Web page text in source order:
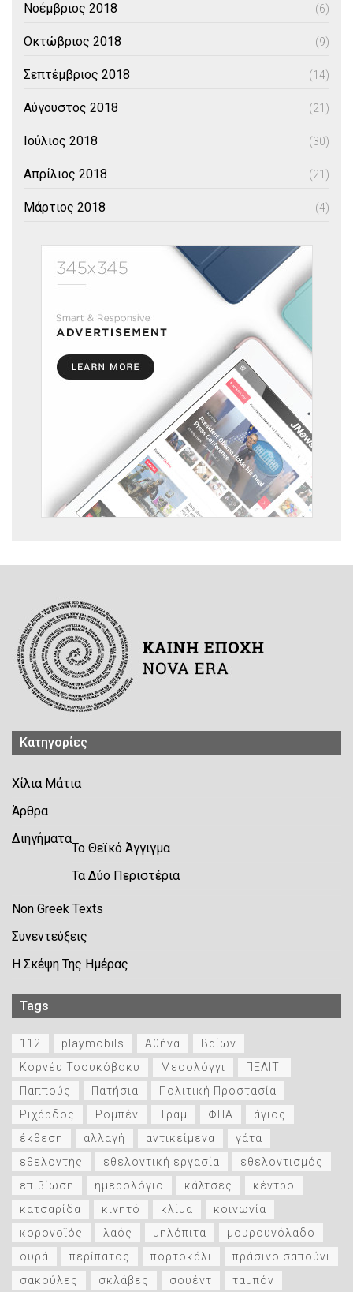
Νοέμβριος 2018 (6)
Οκτώβριος 2018 (9)
Σεπτέμβριος 2018 (14)
Αύγουστος 2018 (21)
Ιούλιος 2018 (30)
Απρίλιος 2018 (21)
Μάρτιος 2018 (4)
Kατηγορίες
Χίλια Μάτια
Άρθρα
Διηγήματα
Το Θεϊκό Άγγιγμα
Τα Δύο Περιστέρια
Non Greek Texts
Συνεντεύξεις
Η Σκέψη Της Ημέρας
Tags
112 playmobils Αθήνα
Βαΐων
Κορνέυ Τσουκόβσκυ
Μεσολόγγι
ΠΕΛΙΤΙ
Παππούς
Πατήσια
Πολιτική Προστασία
Ριχάρδος
Ρομπέν Τραμ ΦΠΑ
άγιος
έκθεση
αλλαγή αντικείμενα
γάτα
εθελοντής
εθελοντική εργασία
εθελοντισμός
επιβίωση
ημερολόγιο κάλτσες
κέντρο
κατσαρίδα
κινητό κλίμα
κοινωνία
κορονοϊός
λαός μηλόπιτα
μουρουνόλαδο
ουρά
περίπατος πορτοκάλι
πράσινο σαπούνι
σακούλες
σκλάβες σουέντ ταμπόν